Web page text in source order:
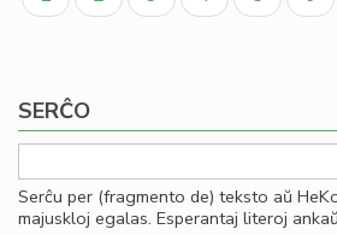
paĝo
SERĈO
Serĉu per (fragmento de) teksto aŭ
majuskloj egalas. Esperantaj literoj